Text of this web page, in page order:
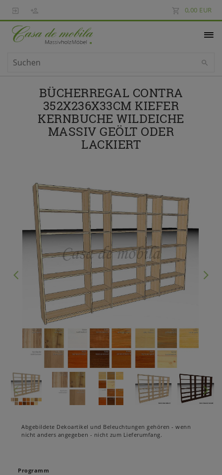
0,00 EUR
BÜCHERREGAL CONTRA
352X236X33CM KIEFER
KERNBUCHE WILDEICHE
MASSIV GEÖLT ODER
LACKIERT
Abgebildete Dekoartikel und Beleuchtungen gehören - wenn
nicht anders angegeben - nicht zum Lieferumfang.
Programm